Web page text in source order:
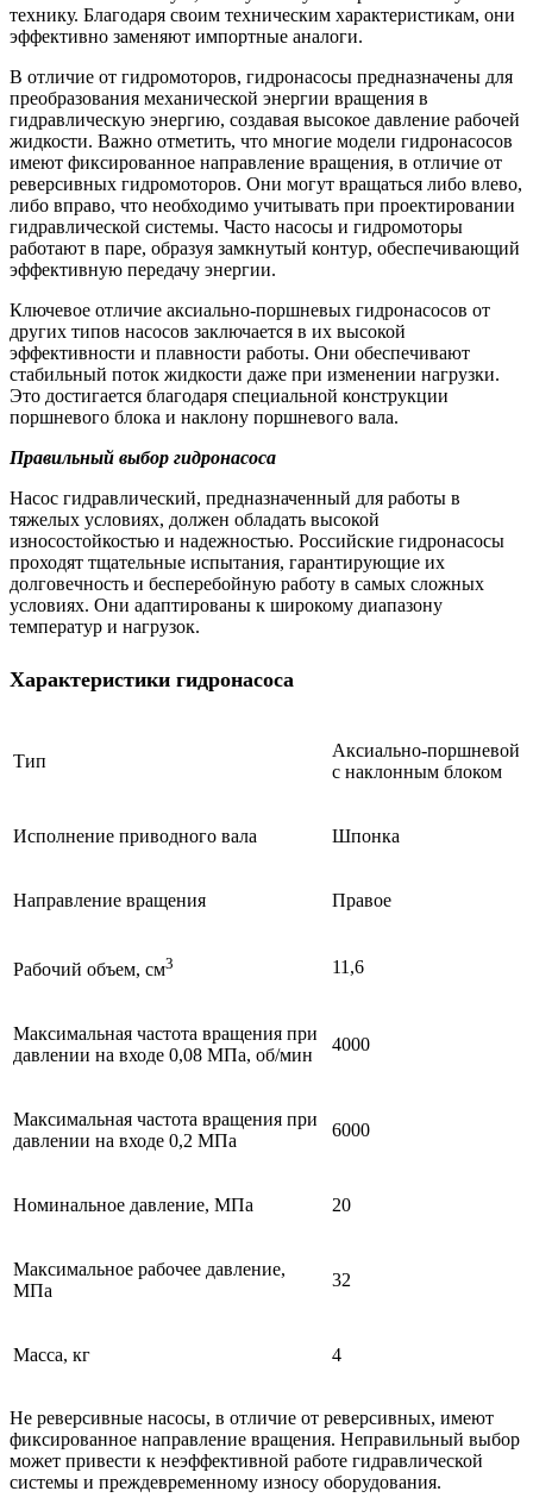
технику. Благодаря своим техническим характеристикам, они
эффективно заменяют импортные аналоги.
В отличие от гидромоторов, гидронасосы предназначены для
преобразования механической энергии вращения в
гидравлическую энергию, создавая высокое давление рабочей
жидкости. Важно отметить, что многие модели гидронасосов
имеют фиксированное направление вращения, в отличие от
реверсивных гидромоторов. Они могут вращаться либо влево,
либо вправо, что необходимо учитывать при проектировании
гидравлической системы. Часто насосы и гидромоторы
работают в паре, образуя замкнутый контур, обеспечивающий
эффективную передачу энергии.
Ключевое отличие аксиально-поршневых гидронасосов от
других типов насосов заключается в их высокой
эффективности и плавности работы. Они обеспечивают
стабильный поток жидкости даже при изменении нагрузки.
Это достигается благодаря специальной конструкции
поршневого блока и наклону поршневого вала.
Правильный выбор гидронасоса
Насос гидравлический, предназначенный для работы в
тяжелых условиях, должен обладать высокой
износостойкостью и надежностью. Российские гидронасосы
проходят тщательные испытания, гарантирующие их
долговечность и бесперебойную работу в самых сложных
условиях. Они адаптированы к широкому диапазону
температур и нагрузок.
Характеристики гидронасоса
Тип
Аксиально-поршневой
с наклонным блоком
Исполнение приводного вала Шпонка
Направление вращения Правое
Рабочий объем, см3 11,6
Максимальная частота вращения при
давлении на входе 0,08 МПа, об/мин
4000
Максимальная частота вращения при
давлении на входе 0,2 МПа
6000
Номинальное давление, МПа 20
Максимальное рабочее давление,
МПа
32
Масса, кг 4
Не реверсивные насосы, в отличие от реверсивных, имеют
фиксированное направление вращения. Неправильный выбор
может привести к неэффективной работе гидравлической
системы и преждевременному износу оборудования.